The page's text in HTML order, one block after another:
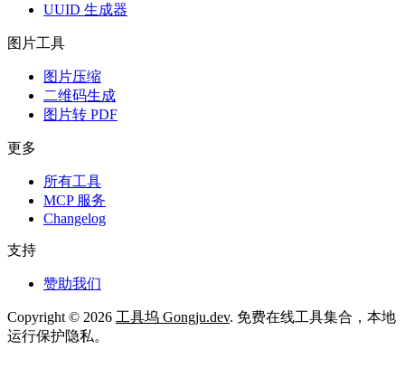
UUID 生成器
图片工具
图片压缩
二维码生成
图片转 PDF
更多
所有工具
MCP 服务
Changelog
支持
赞助我们
Copyright © 2026 工具坞 Gongju.dev. 免费在线工具集合，本地
运行保护隐私。